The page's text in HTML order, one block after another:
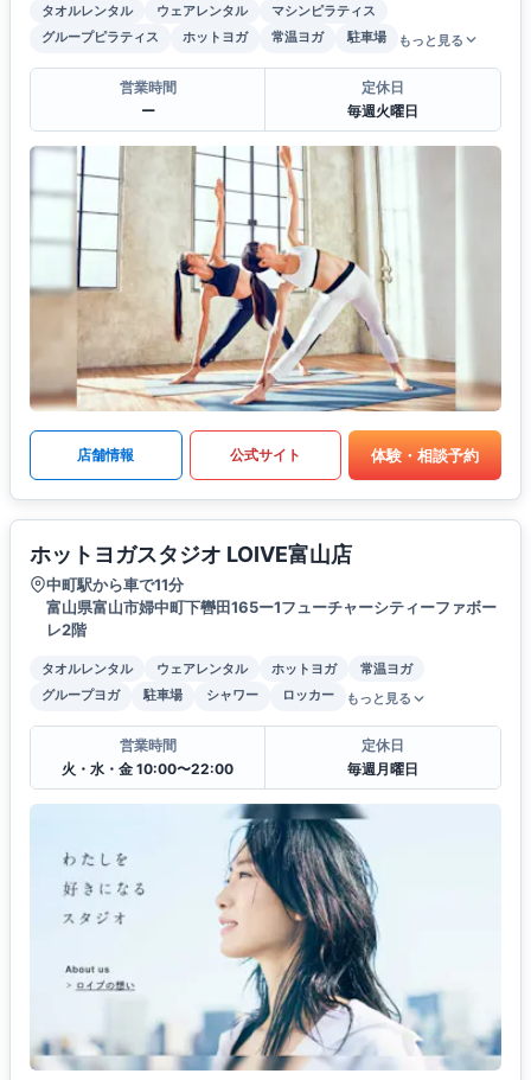
タオルレンタル ウェアレンタル
マシンピラティス
グループピラティス
ホットヨガ 常温ヨガ 駐車場 もっと見る
営業時間
ー
定休日
毎週火曜日
店舗情報 公式サイト 体験・相談予約
ホットヨガスタジオ LOIVE富山店
中町駅から車で11分
富山県富山市婦中町下轡田165ー1フューチャーシティーファボー
レ2階
タオルレンタル ウェアレンタル ホットヨガ
常温ヨガ
グループヨガ
駐車場 シャワー ロッカー もっと見る
営業時間
火・水・金 10:00〜22:00
定休日
毎週月曜日